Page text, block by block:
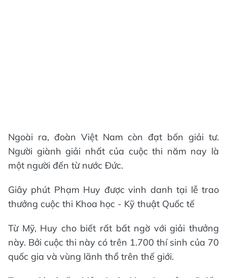
Ngoài ra, đoàn Việt Nam còn đạt bốn giải tư.
Người giành giải nhất của cuộc thi năm nay là
một người đến từ nước Đức.
Giây phút Phạm Huy được vinh danh tại lễ trao
thưởng cuộc thi Khoa học - Kỹ thuật Quốc tế
Từ Mỹ, Huy cho biết rất bất ngờ với giải thưởng
này. Bởi cuộc thi này có trên 1.700 thí sinh của 70
quốc gia và vùng lãnh thổ trên thế giới.